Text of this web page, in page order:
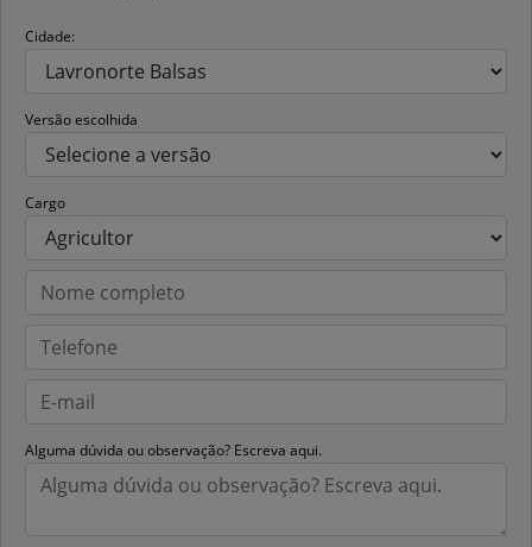
Cidade:
Versão escolhida
Cargo
Alguma dúvida ou observação? Escreva aqui.